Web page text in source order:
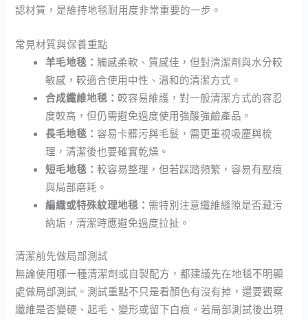
認材質，是維持地毯耐用度非常重要的一步。
常見材質與保養重點
羊毛地毯：觸感柔軟、質感佳，但對清潔劑與水分較
敏感，較適合使用中性、溫和的清潔方式。
合成纖維地毯：較容易維護，對一般清潔方式的容忍
度較高，但仍需避免過度使用強酸強鹼產品。
長毛地毯： 容易卡髒污與毛髮，需更重視吸塵與梳
理，清潔後也要確實乾燥。
短毛地毯：較容易整理，但若踩踏頻繁，容易有壓痕
與局部磨耗。
編織或特殊紋理地毯： 需特別注意纖維縫隙是否藏污
納垢，清潔時應避免過度拉扯。
清潔前先做局部測試
無論使用哪一種清潔劑或自製配方，都建議先在地毯不明顯
處做局部測試。測試重點不只是看顏色有沒有掉，還要觀察
纖維是否變硬、起毛、變形或留下白痕。若局部測試後出現